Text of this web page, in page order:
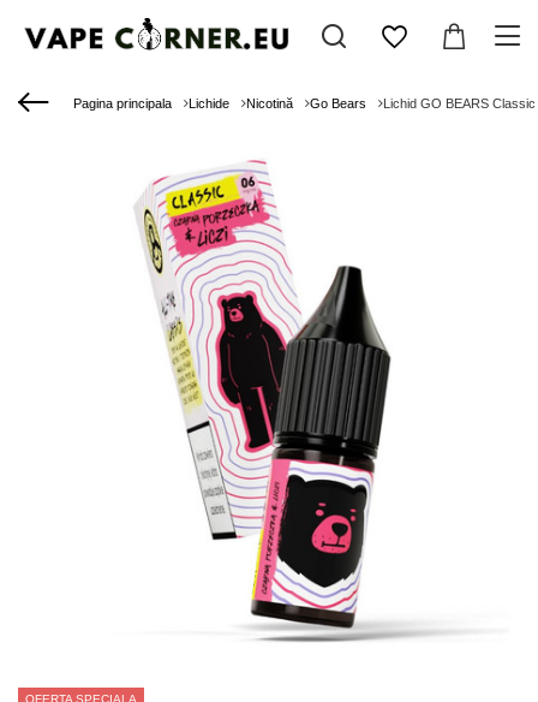
Pagina principala Lichide Nicotină Go Bears Lichid GO BEARS
OFERTA SPECIALA